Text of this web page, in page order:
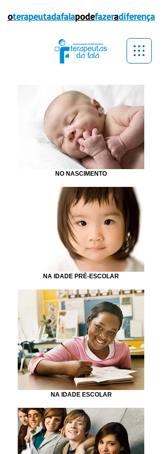
oterapeutadafalapodefazeradiferença
NO NASCIMENTO
NA IDADE PRÉ-ESCOLAR
NA IDADE ESCOLAR